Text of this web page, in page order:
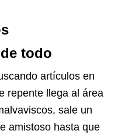
todo
artículos en
repente llega al área
sale un
amistoso hasta que